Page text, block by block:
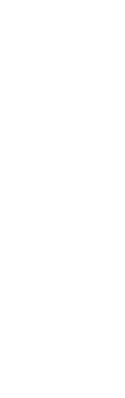
Anruf an, hör Musik,
Die Series 11 (GPS)
im WLAN, damit du in